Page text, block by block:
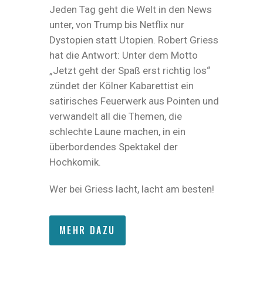
Jeden Tag geht die Welt in den News
unter, von Trump bis Netflix nur
Dystopien statt Utopien. Robert Griess
hat die Antwort: Unter dem Motto
„Jetzt geht der Spaß erst richtig los“
zündet der Kölner Kabarettist ein
satirisches Feuerwerk aus Pointen und
verwandelt all die Themen, die
schlechte Laune machen, in ein
überbordendes Spektakel der
Hochkomik.
Wer bei Griess lacht, lacht am besten!
MEHR DAZU